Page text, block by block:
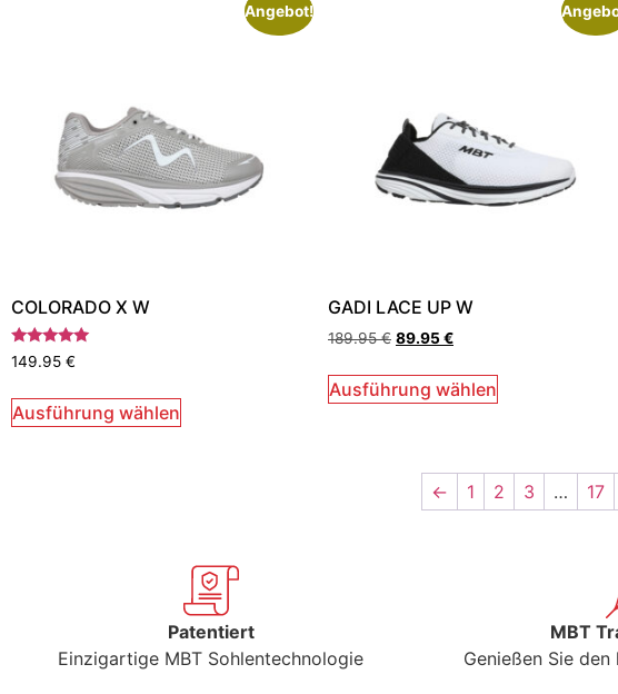
Angebot!
COLORADO X W
Bewertet
mit
von 5
149.95 €
Ausführung wählen
GADI LACE UP W
189.95€ 89.95€
Ausführung wählen
← 1 2 3 … 17
Patentiert
Einzigartige MBT Sohlentechnologie
MBT
Genießen Sie